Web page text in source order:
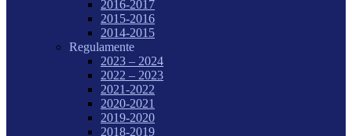
2016-2017
2015-2016
2014-2015
Regulamente
2023 – 2024
2022 – 2023
2021-2022
2020-2021
2019-2020
2018-2019